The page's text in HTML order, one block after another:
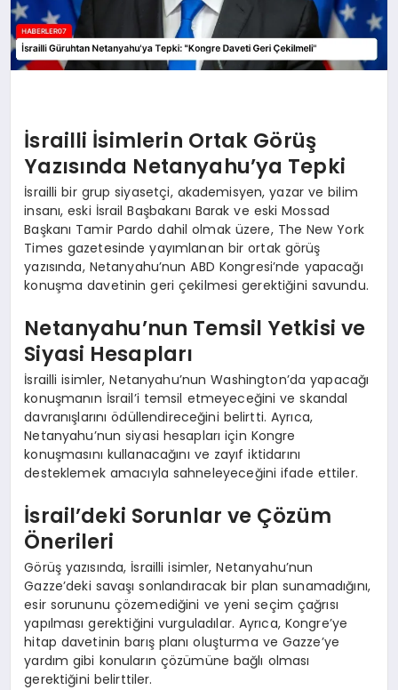
İsrailli İsimlerin Ortak Görüş
Yazısında Netanyahu’ya Tepki
İsrailli bir grup siyasetçi, akademisyen, yazar ve bilim
insanı, eski İsrail Başbakanı Barak ve eski Mossad
Başkanı Tamir Pardo dahil olmak üzere, The New York
Times gazetesinde yayımlanan bir ortak görüş
yazısında, Netanyahu’nun ABD Kongresi’nde yapacağı
konuşma davetinin geri çekilmesi gerektiğini savundu.
Netanyahu’nun Temsil Yetkisi ve
Siyasi Hesapları
İsrailli isimler, Netanyahu’nun Washington’da yapacağı
konuşmanın İsrail’i temsil etmeyeceğini ve skandal
davranışlarını ödüllendireceğini belirtti. Ayrıca,
Netanyahu’nun siyasi hesapları için Kongre
konuşmasını kullanacağını ve zayıf iktidarını
desteklemek amacıyla sahneleyeceğini ifade ettiler.
İsrail’deki Sorunlar ve Çözüm
Önerileri
Görüş yazısında, İsrailli isimler, Netanyahu’nun
Gazze’deki savaşı sonlandıracak bir plan sunamadığını,
esir sorununu çözemediğini ve yeni seçim çağrısı
yapılması gerektiğini vurguladılar. Ayrıca, Kongre’ye
hitap davetinin barış planı oluşturma ve Gazze’ye
yardım gibi konuların çözümüne bağlı olması
gerektiğini belirttiler.